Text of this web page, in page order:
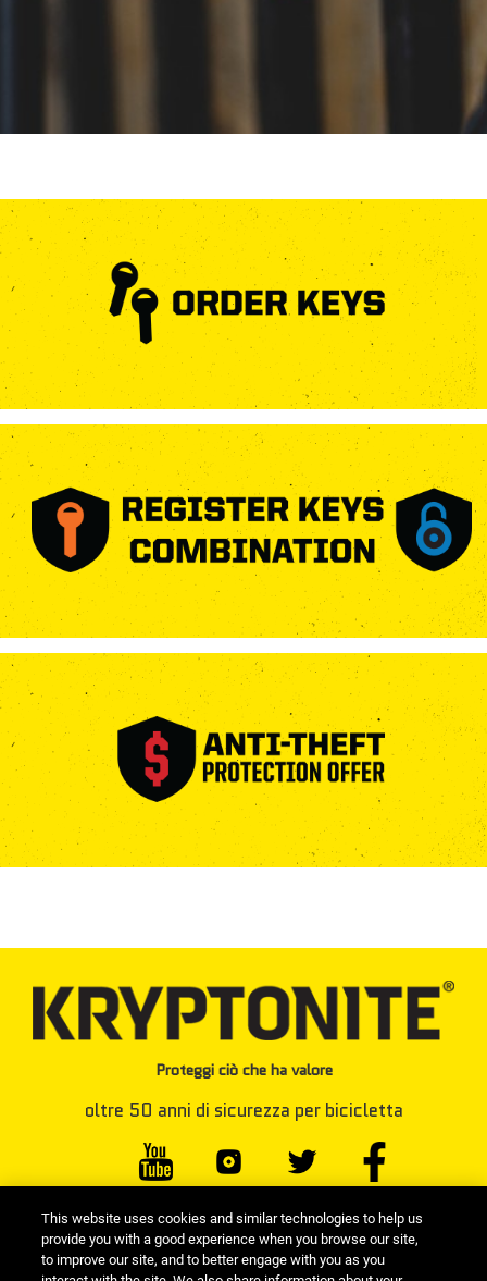
Proteggi ciò che ha valore
oltre 50 anni di sicurezza per bicicletta
#KRYPTONITELOCK
This website uses cookies and similar technologies to help us
provide you with a good experience when you browse our site,
to improve our site, and to better engage with you as you